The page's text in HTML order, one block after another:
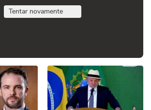
Tentar novamente